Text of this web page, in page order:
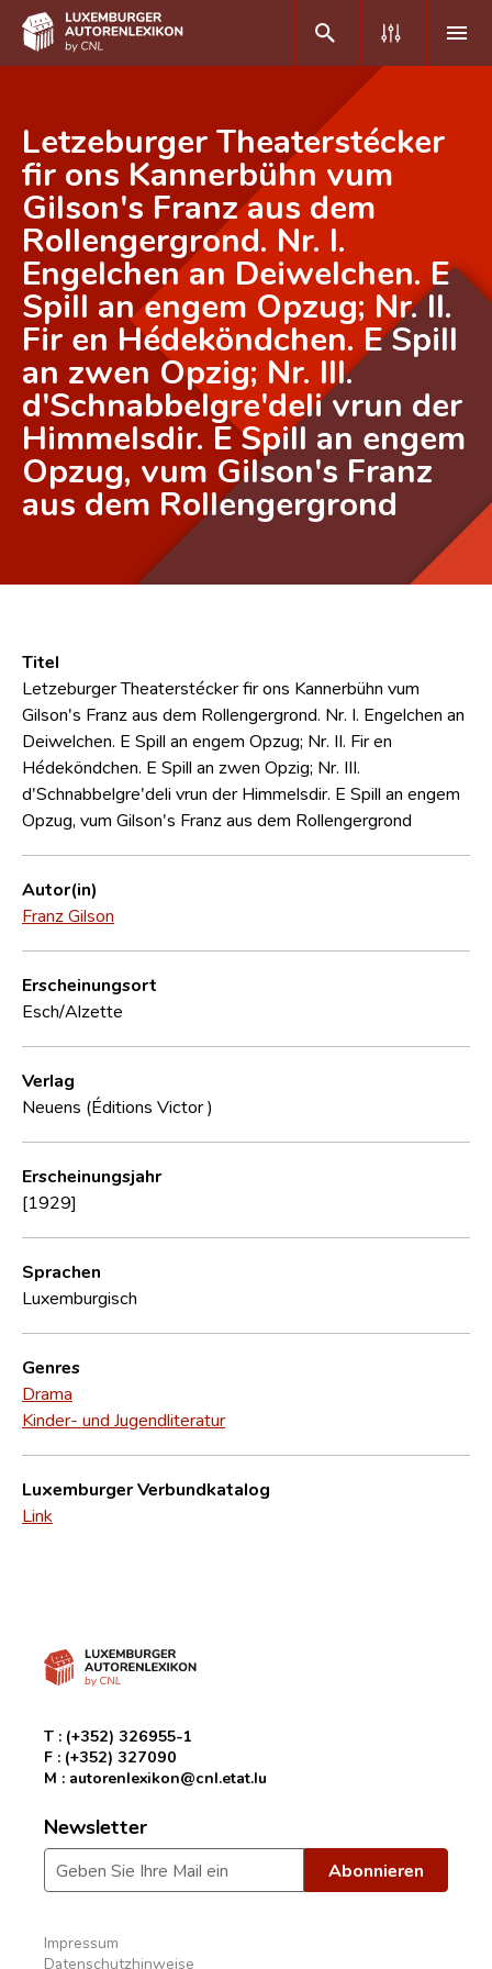
DE FR
Home
Autor(inn)en A-Z
Erweiterte Suche
Häufige Fragen und Antworten
CNL
Forschungsgruppe
Kontakt
Letzeburger Theaterstécker
fir ons Kannerbühn vum
Gilson's Franz aus dem
Rollengergrond. Nr. I.
Engelchen an Deiwelchen. E
Spill an engem Opzug; Nr. II.
Fir en Hédeköndchen. E Spill
an zwen Opzig; Nr. III.
d'Schnabbelgre'deli vrun der
Himmelsdir. E Spill an engem
Opzug, vum Gilson's Franz
aus dem Rollengergrond
Titel
Letzeburger Theaterstécker fir ons Kannerbühn vum
Gilson's Franz aus dem Rollengergrond. Nr. I. Engelchen an
Deiwelchen. E Spill an engem Opzug; Nr. II. Fir en
Hédeköndchen. E Spill an zwen Opzig; Nr. III.
d'Schnabbelgre'deli vrun der Himmelsdir. E Spill an engem
Opzug, vum Gilson's Franz aus dem Rollengergrond
Autor(in)
Franz Gilson
Erscheinungsort
Esch/Alzette
Verlag
Neuens (Éditions Victor )
Erscheinungsjahr
[1929]
Sprachen
Luxemburgisch
Genres
Drama
Kinder- und Jugendliteratur
Luxemburger Verbundkatalog
Link
T : (+352) 326955-1
F : (+352) 327090
M : autorenlexikon@cnl.etat.lu
Newsletter
Impressum
Datenschutzhinweise